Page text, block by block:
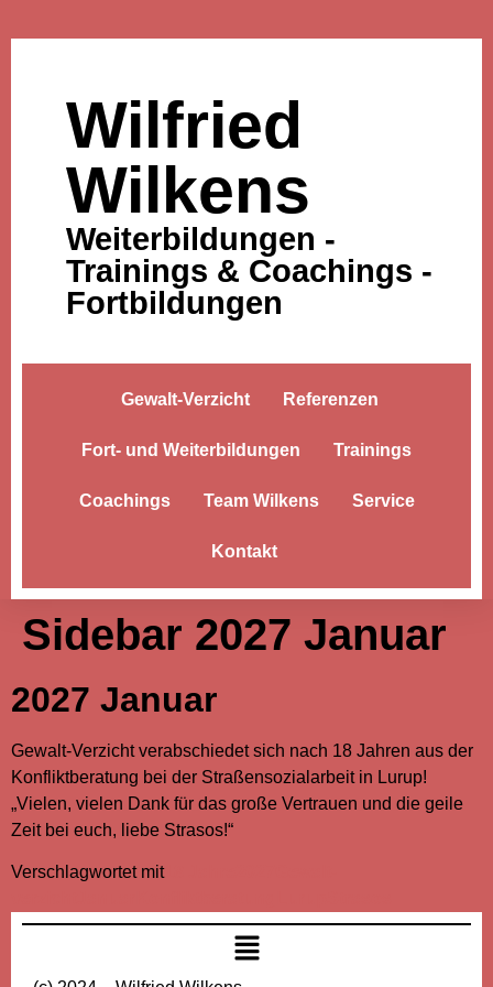
Wilfried
Wilkens
Weiterbildungen -
Trainings & Coachings -
Fortbildungen
Gewalt-Verzicht Referenzen
Fort- und Weiterbildungen Trainings
Coachings Team Wilkens Service
Kontakt
Sidebar 2027 Januar
2027 Januar
Gewalt-Verzicht verabschiedet sich nach 18 Jahren aus der
Konfliktberatung bei der Straßensozialarbeit in Lurup!
„Vielen, vielen Dank für das große Vertrauen und die geile
Zeit bei euch, liebe Strasos!“
Verschlagwortet mit18 Jahre